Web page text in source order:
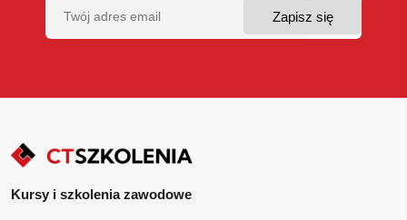
Kursy i szkolenia zawodowe